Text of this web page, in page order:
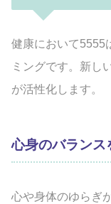
健康において5555
ミングです。新し
が活性化します。
心身のバランス
心や身体のゆらぎ